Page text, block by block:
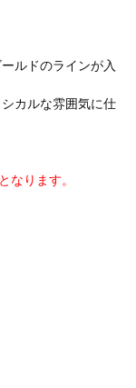
ルドのラインが入
カルな雰囲気に仕
なります。